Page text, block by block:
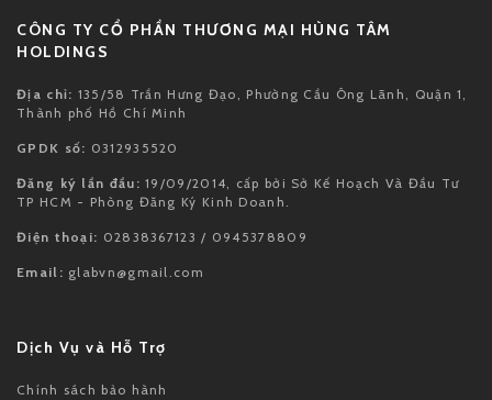
CÔNG TY CỔ PHẦN THƯƠNG MẠI HÙNG TÂM
HOLDINGS
Địa chỉ: 135/58 Trần Hưng Đạo, Phường Cầu Ông Lãnh, Quận 1,
Thành phố Hồ Chí Minh
GPDK số: 0312935520
Đăng ký lần đầu: 19/09/2014, cấp bởi Sở Kế Hoạch Và Đầu Tư
TP HCM - Phòng Đăng Ký Kinh Doanh.
Điện thoại: 02838367123 / 0945378809
Email: glabvn@gmail.com
Dịch Vụ và Hỗ Trợ
Chính sách bảo hành